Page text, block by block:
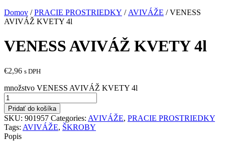
Domov /PRACIE PROSTRIEDKY / AVIVÁŽE / VENESS
AVIVÁŽ KVETY 4l
VENESS AVIVÁŽ KVETY 4l
€2,96 s DPH
množstvo VENESS AVIVÁŽ KVETY 4l
Pridať do košíka
SKU: 901957 Categories: AVIVÁŽE, PRACIE PROSTRIEDKY
Tags: AVIVÁŽE, ŠKROBY
Popis